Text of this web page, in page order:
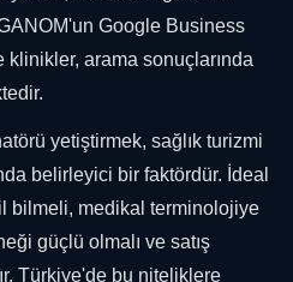
Google Business
arama sonuçlarında
yetiştirmek, sağlık turizmi
belirleyici bir faktördür. İdeal
bilmeli, medikal terminolojiye
güçlü olmalı ve satış
Türkiye'de bu niteliklere